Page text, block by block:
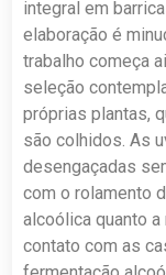
integral em
elaboração é
trabalho começa
seleção
próprias plantas,
são colhidos. As
desengaçadas
com o rolamento
alcoólica quanto
contato com as